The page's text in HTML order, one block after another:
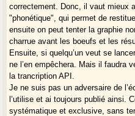
correctement. Donc, il vaut mieux
"phonétique", qui permet de
ensuite on peut tenter la graphie
charrue avant les boeufs et les
Ensuite, si quelqu’un veut se
ne l’en empêchera. Mais il faudra
la trancription API.
Je ne suis pas un adversaire de
l’utilise et ai toujours publié ainsi.
systématique et exclusive, sans